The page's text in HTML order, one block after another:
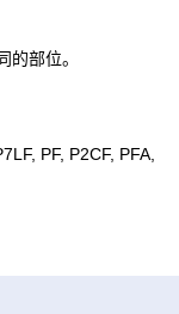
部位。